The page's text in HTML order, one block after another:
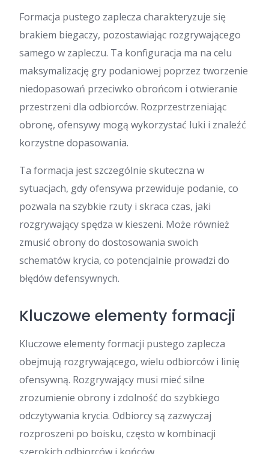
Formacja pustego zaplecza charakteryzuje się
brakiem biegaczy, pozostawiając rozgrywającego
samego w zapleczu. Ta konfiguracja ma na celu
maksymalizację gry podaniowej poprzez tworzenie
niedopasowań przeciwko obrońcom i otwieranie
przestrzeni dla odbiorców. Rozprzestrzeniając
obronę, ofensywy mogą wykorzystać luki i znaleźć
korzystne dopasowania.
Ta formacja jest szczególnie skuteczna w
sytuacjach, gdy ofensywa przewiduje podanie, co
pozwala na szybkie rzuty i skraca czas, jaki
rozgrywający spędza w kieszeni. Może również
zmusić obrony do dostosowania swoich
schematów krycia, co potencjalnie prowadzi do
błędów defensywnych.
Kluczowe elementy formacji
Kluczowe elementy formacji pustego zaplecza
obejmują rozgrywającego, wielu odbiorców i linię
ofensywną. Rozgrywający musi mieć silne
zrozumienie obrony i zdolność do szybkiego
odczytywania krycia. Odbiorcy są zazwyczaj
rozproszeni po boisku, często w kombinacji